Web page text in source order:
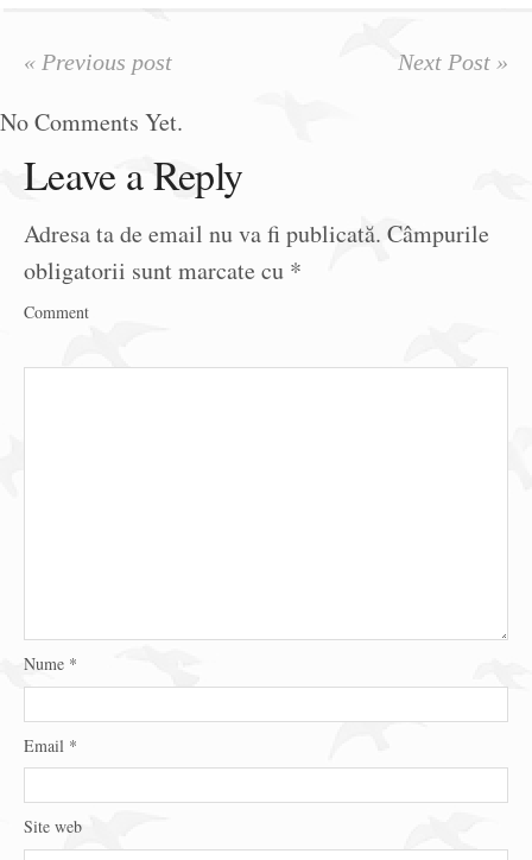
« Previous post Next Post »
No Comments Yet.
Leave a Reply
Adresa ta de email nu va fi publicată. Câmpurile
obligatorii sunt marcate cu *
Comment
Nume *
Email *
Site web